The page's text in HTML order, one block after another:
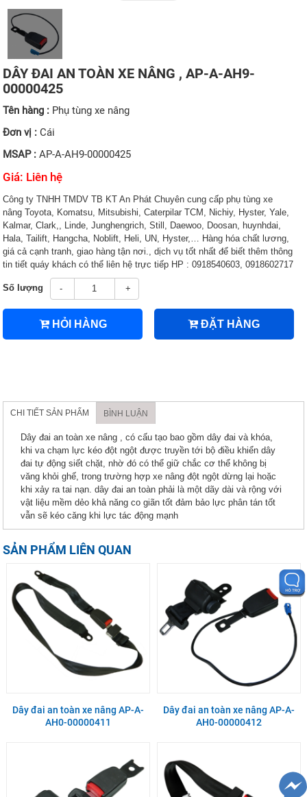
DÂY ĐAI AN TOÀN XE NÂNG , AP-A-AH9-
00000425
Tên hàng : Phụ tùng xe nâng
Đơn vị :Cái
MSAP :AP-A-AH9-00000425
Giá: Liên hệ
Công ty TNHH TMDV TB KT An Phát Chuyên cung cấp phụ tùng xe
nâng Toyota, Komatsu, Mitsubishi, Caterpilar TCM, Nichiy, Hyster, Yale,
Kalmar, Clark,, Linde, Junghengrich, Still, Daewoo, Doosan, huynhdai,
Hala, Tailift, Hangcha, Noblift, Heli, UN, Hyster,… Hàng hóa chất lương,
giá cả cạnh tranh, giao hàng tận nơi., dịch vụ tốt nhất để biết thêm thông
tin tiết quáy khách có thể liên hệ trực tiếp HP : 0918540603, 0918602717
Số lượng - +
HỎI HÀNG ĐẶT HÀNG
CHI TIẾT SẢN PHẨM BÌNH LUẬN
Dây đai an toàn xe nâng , có cấu tạo bao gồm dây đai và khóa,
khi va chạm lực kéo đột ngột được truyền tới bộ điều khiển dây
đai tự động siết chặt, nhờ đó có thể giữ chắc cơ thể không bị
văng khỏi ghế, trong trường hợp xe nâng đột ngột dừng lại hoặc
khi xảy ra tai nạn. dây đai an toàn phải là một dãy dài và rộng với
vật liệu mềm dẻo khả năng co giãn tốt đảm bảo lực phân tán tốt
vẫn sẽ kéo căng khi lực tác động mạnh
SẢN PHẨM LIÊN QUAN
Dây đai an toàn xe nâng AP-A-
AH0-00000411
Dây đai an toàn xe nâng AP-A-
AH0-00000412